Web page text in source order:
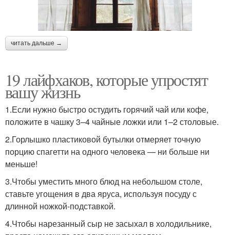
читать дальше →
19 лайфхаков, которые упростят
вашу жизнь
1.Если нужно быстро остудить горячий чай или кофе,
положите в чашку 3–4 чайные ложки или 1–2 столовые.
2.Горлышко пластиковой бутылки отмеряет точную
порцию спагетти на одного человека — ни больше ни
меньше!
3.Чтобы уместить много блюд на небольшом столе,
ставьте угощения в два яруса, используя посуду с
длинной ножкой-подставкой.
4.Чтобы нарезанный сыр не засыхал в холодильнике,